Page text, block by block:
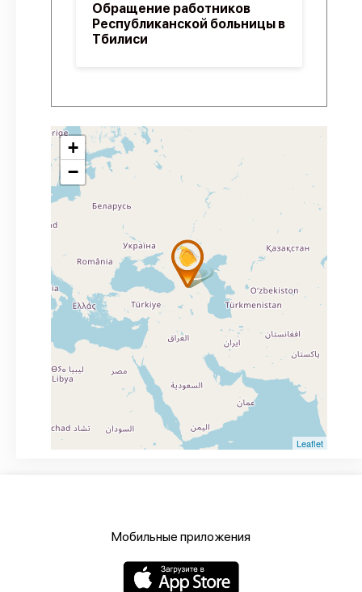
Обращение работников
Республиканской больницы в
Тбилиси
+
−
Leaflet
Мобильные приложения